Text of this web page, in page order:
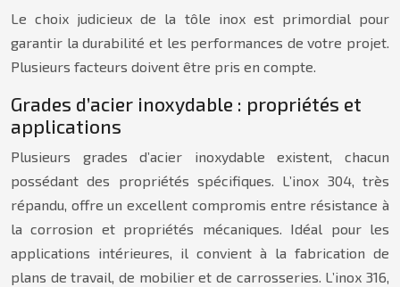
Le choix judicieux de la tôle inox est primordial pour
garantir la durabilité et les performances de votre projet.
Plusieurs facteurs doivent être pris en compte.
Grades d’acier inoxydable : propriétés et
applications
Plusieurs grades d’acier inoxydable existent, chacun
possédant des propriétés spécifiques. L’inox 304, très
répandu, offre un excellent compromis entre résistance à
la corrosion et propriétés mécaniques. Idéal pour les
applications intérieures, il convient à la fabrication de
plans de travail, de mobilier et de carrosseries. L’inox 316,